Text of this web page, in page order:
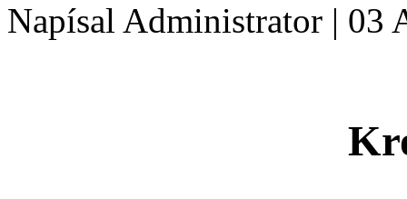
Napísal Administrator | 03